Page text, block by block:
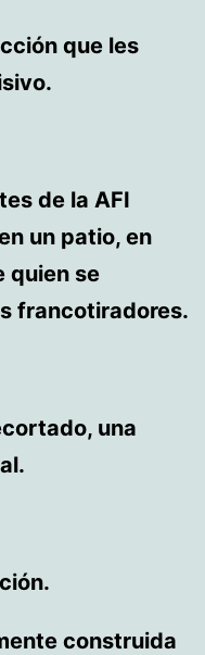
que les
de la AFI
un patio, en
quien se
francotiradores.
una
construida